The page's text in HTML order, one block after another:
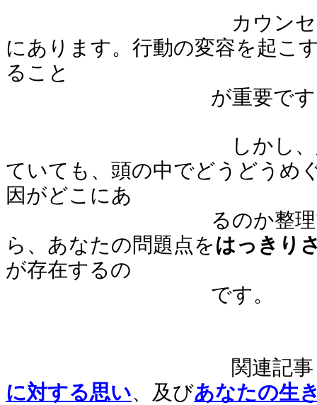
カウンセリング
にあります。行動の変容を起こ
ること
が重要です
しかし、人間はな
ていても、頭の中でどうどうめ
因がどこにあ
るのか整理できな
ら、あなたの問題点をはっきり
が存在するの
です。
関連記
に対する思い、及びあなたの生